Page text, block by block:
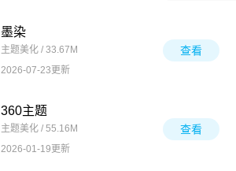
墨染
主题美化 / 33.67M
2026-07-23更新
查看
360主题
主题美化 / 55.16M
2026-01-19更新
查看